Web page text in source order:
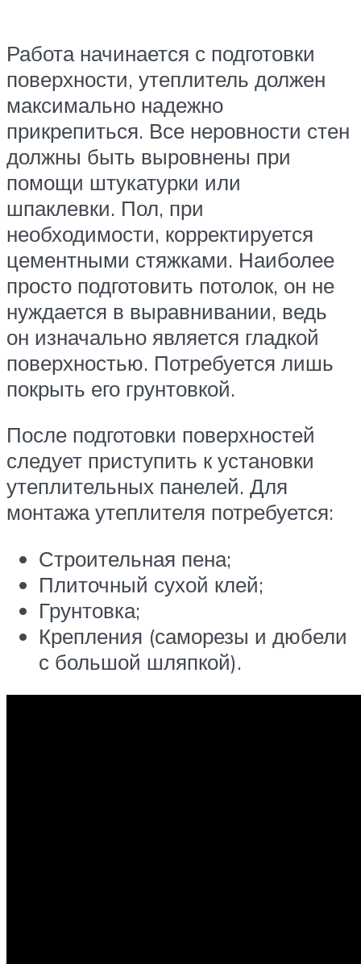
Работа начинается с подготовки
поверхности, утеплитель должен
максимально надежно
прикрепиться. Все неровности стен
должны быть выровнены при
помощи штукатурки или
шпаклевки. Пол, при
необходимости, корректируется
цементными стяжками. Наиболее
просто подготовить потолок, он не
нуждается в выравнивании, ведь
он изначально является гладкой
поверхностью. Потребуется лишь
покрыть его грунтовкой.
После подготовки поверхностей
следует приступить к установки
утеплительных панелей. Для
монтажа утеплителя потребуется:
Строительная пена;
Плиточный сухой клей;
Грунтовка;
Крепления (саморезы и дюбели
с большой шляпкой).